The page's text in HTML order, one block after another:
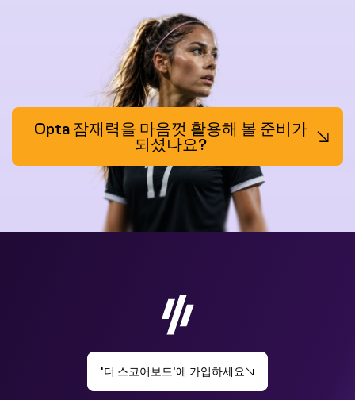
Opta 잠재력을 마음껏 활용해 볼 준비가
되셨나요?
'더 스코어보드'에 가입하세요